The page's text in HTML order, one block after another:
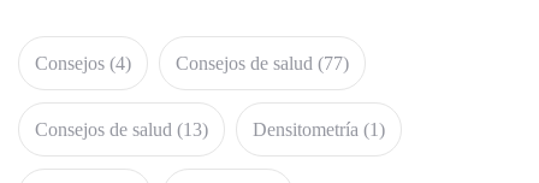
Consejos (4) Consejos de salud (77)
Consejos de salud (13) Densitometría (1)